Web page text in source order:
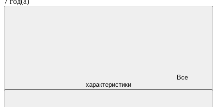
характеристики